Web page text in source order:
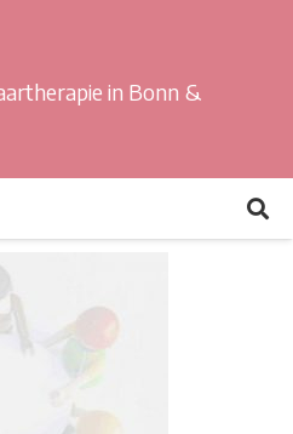
in Bonn &